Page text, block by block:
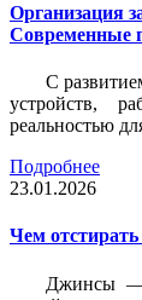
Организация
Современные
С
устройств,
реальностью
Подробнее
23.01.2026
Чем
Джинсы —